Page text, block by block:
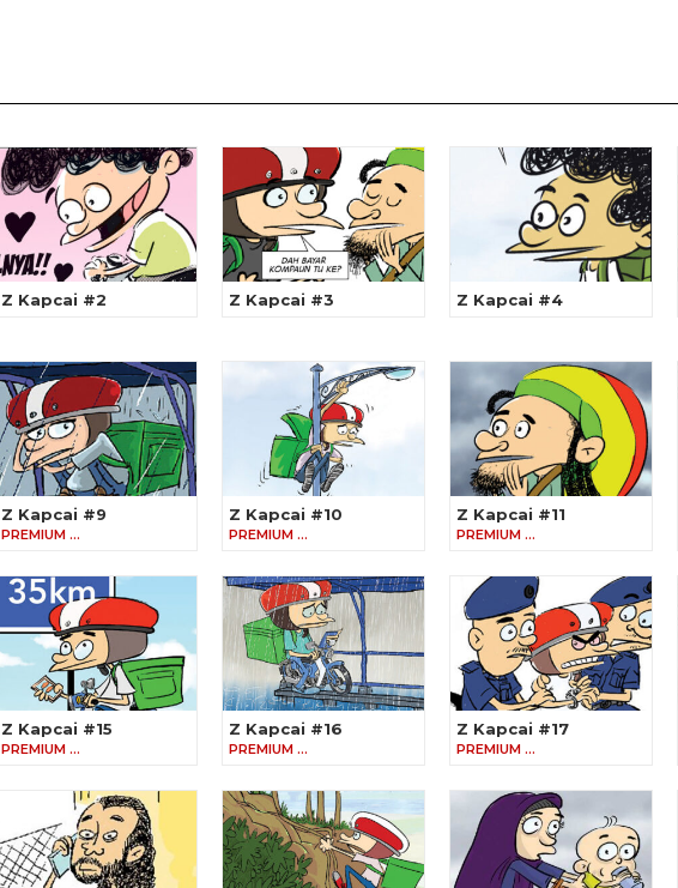
Z Kapcai #2 Z Kapcai #3 Z Kapcai #4
Z Kapcai #9
PREMIUM …
Z Kapcai #10
PREMIUM …
Z Kapcai #11
PREMIUM …
Z Kapcai #15
PREMIUM …
Z Kapcai #16
PREMIUM …
Z Kapcai #17
PREMIUM …